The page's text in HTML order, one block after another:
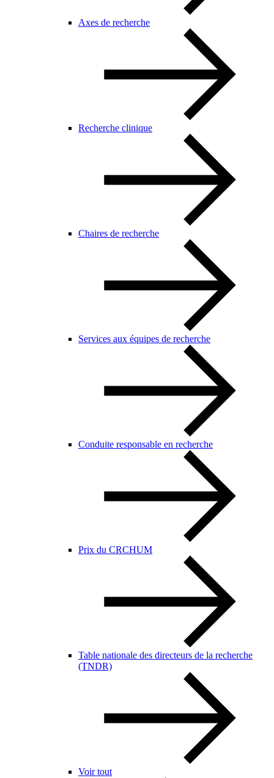
Axes de recherche
Recherche clinique
Chaires de recherche
Services aux équipes de recherche
Conduite responsable en recherche
Prix du CRCHUM
Table nationale des directeurs de la recherche
(TNDR)
Voir tout